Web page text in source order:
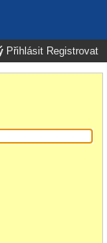
Přihlásit Registrovat